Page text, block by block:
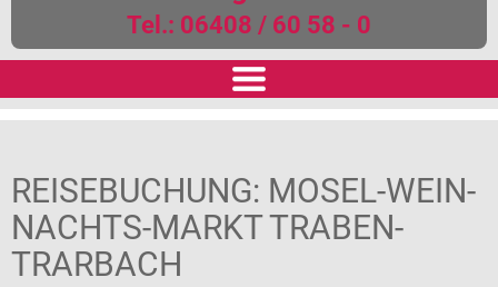
Tel.: 06408 / 60 58 - 0
REISEN
Reiseversicherung
Zustiegsmöglichkeiten
REISEBUCHUNG: MOSEL-WEIN-
NACHTS-MARKT TRABEN-
TRARBACH